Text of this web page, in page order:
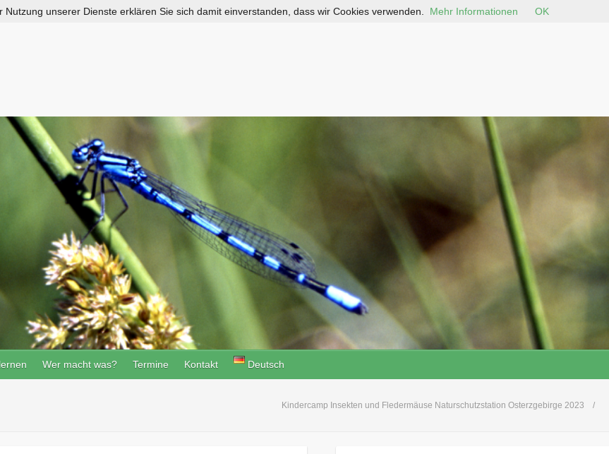
Wer macht was? Termine Kontakt Deutsch
Kindercamp Insekten und Fledermäuse Naturschutzstation Osterzgebirge 2023
unserer Dienste erklären Sie sich damit einverstanden, dass wir Cookies verwenden. Mehr Informationen OK